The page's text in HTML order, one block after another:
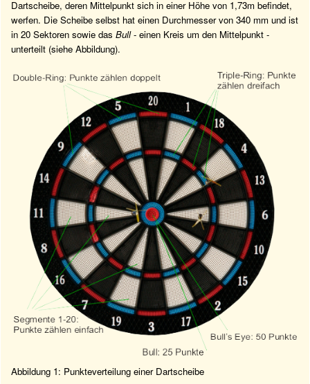
Dartscheibe, deren Mittelpunkt sich in einer Höhe von 1,73m befindet,
werfen. Die Scheibe selbst hat einen Durchmesser von 340 mm und ist
in 20 Sektoren sowie das Bull- einen Kreis um den Mittelpunkt -
unterteilt (siehe Abbildung).
Abbildung 1: Punkteverteilung einer Dartscheibe